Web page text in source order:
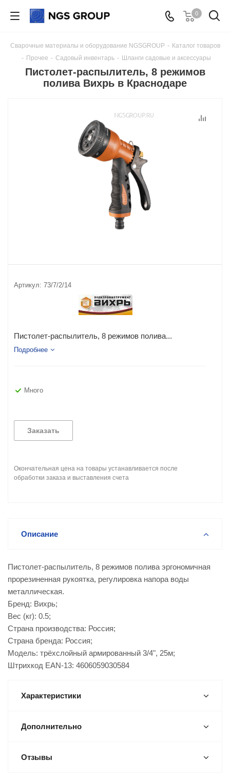
0
Сварочные материалы и оборудование NGSGROUP - Каталог товаров
- Прочее - Садовый инвентарь - Шланги садовые и аксессуары
Пистолет-распылитель, 8 режимов
полива Вихрь в Краснодаре
Артикул: 73/7/2/14
Пистолет-распылитель, 8 режимов полива...
Подробнее
Много
Заказать
Окончательная цена на товары устанавливается после
обработки заказа и выставления счета
Описание
Пистолет-распылитель, 8 режимов полива эргономичная
прорезиненная рукоятка, регулировка напора воды
металлическая.
Бренд: Вихрь;
Вес (кг): 0.5;
Страна производства: Россия;
Страна бренда: Россия;
Модель: трёхслойный армированный 3/4", 25м;
Штрихкод EAN-13: 4606059030584
Характеристики
Дополнительно
Отзывы